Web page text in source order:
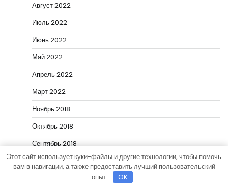
Август 2022
Июль 2022
Июнь 2022
Май 2022
Апрель 2022
Март 2022
Ноябрь 2018
Октябрь 2018
Сентябрь 2018
Август 2018
Этот сайт использует куки-файлы и другие технологии, чтобы помочь
вам в навигации, а также предоставить лучший пользовательский
опыт.
OK